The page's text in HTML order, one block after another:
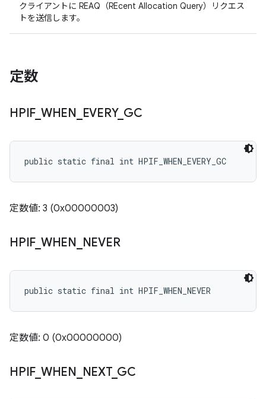
クライアントに REAQ（REcent Allocation Query）リクエス
トを送信します。
定数
HPIF_ WHEN EVERY_ GC
public static final int HPIF_WHEN_EVERY_GC
定数値: 3 (0x00000003)
HPIF_ WHEN NEVER
public static final int HPIF_WHEN_NEVER
定数値: 0 (0x00000000)
HPIF_ WHEN NEXT_ GC